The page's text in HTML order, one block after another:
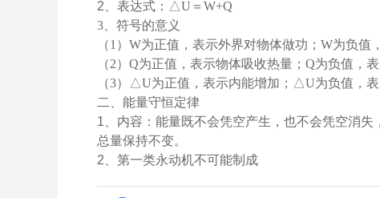
2 、表达式： △U ＝ W+Q
3 、符号的意义
（1 ） W为正值，表示外界对物体做功； W为负值
（2） Q为正值，表示物体吸收热量； Q为负值，
（3）△U为正值，表示内能增加； △U为负值，
二、能量守恒定律
1 、内容：能量既不会凭空产生，也不会凭空消
总量保持不变。
2 、第一类永动机不可能制成